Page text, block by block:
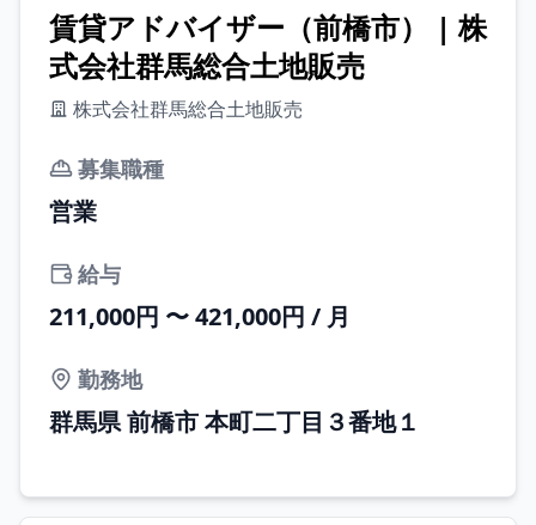
賃貸アドバイザー（前橋市） | 株
式会社群馬総合土地販売
株式会社群馬総合土地販売
募集職種
営業
給与
211,000円 〜 421,000円 / 月
勤務地
群馬県 前橋市 本町二丁目３番地１